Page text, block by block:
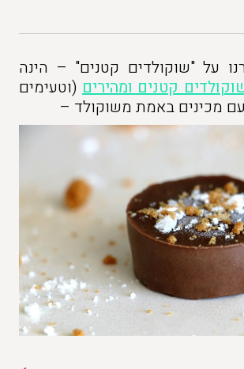
על "שוקולדים קטנים" – הינה
קטנים ומהירים(וטעימים
מכינים באמת משוקולד –